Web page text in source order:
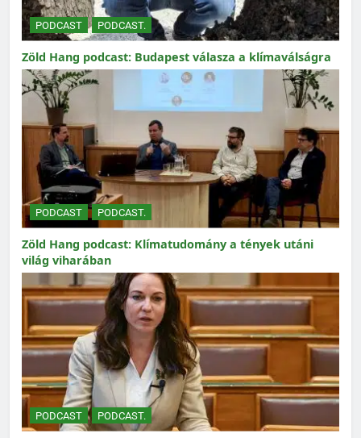
PODCAST PODCAST.
Zöld Hang podcast: Budapest válasza a klímaválságra
PODCAST PODCAST.
Zöld Hang podcast: Klímatudomány a tények utáni
világ viharában
PODCAST PODCAST.